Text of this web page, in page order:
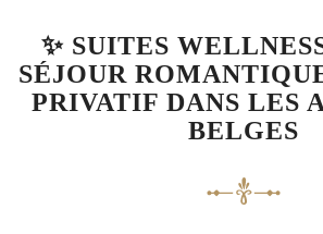
✨ SUITES
SÉJOUR
PRIVATIF DANS LES
BELGES